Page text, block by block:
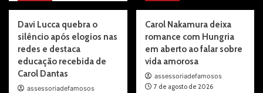
Davi Lucca quebra o
silêncio após elogios nas
redes e destaca
educação recebida de
Carol Dantas
assessoriadefamosos
Carol Nakamura deixa
romance com Hungria
em aberto ao falar sobre
vida amorosa
assessoriadefamosos
7 de agosto de 2026